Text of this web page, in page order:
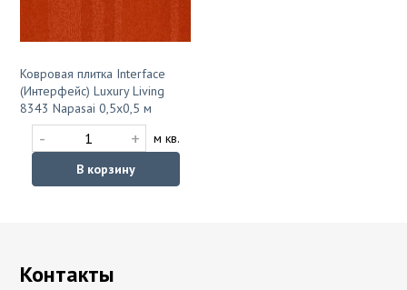
Ковровая плитка Interface
(Интерфейс) Luxury Living
8343 Napasai 0,5х0,5 м
- +
м кв.
В корзину
Контакты